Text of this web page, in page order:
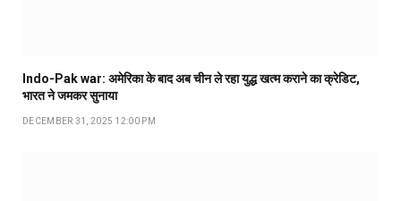
Indo-Pak war: अमेरिका के बाद अब चीन ले रहा युद्ध खत्म कराने का क्रेडिट,
भारत ने जमकर सुनाया
DECEMBER 31, 2025 12:00 PM